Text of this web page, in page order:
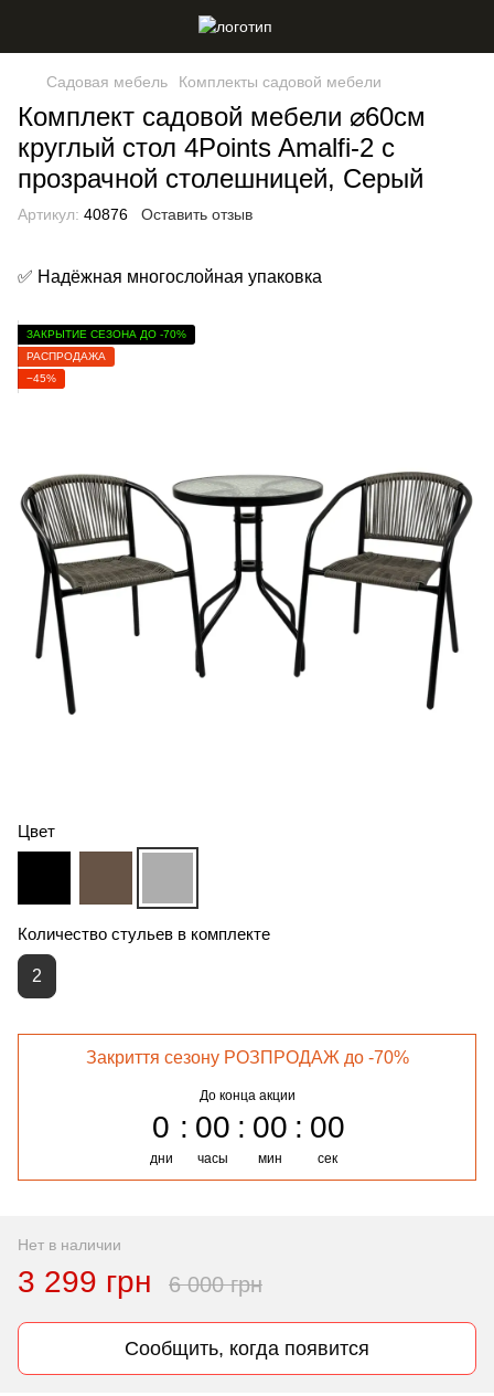
Садовая мебель Комплекты садовой мебели
Комплект садовой мебели ⌀60см
круглый стол 4Points Amalfi-2 с
прозрачной столешницей, Серый
Артикул: 40876 Оставить отзыв
✅ Надёжная многослойная упаковка
ЗАКРЫТИЕ СЕЗОНА ДО -70%
РАСПРОДАЖА
−45%
Цвет
Количество стульев в комплекте
2
Закриття сезону РОЗПРОДАЖ до -70%
До конца акции
0
дни
00
часы
00
мин
00
сек
Нет в наличии
3 299 грн 6 000 грн
Сообщить, когда появится